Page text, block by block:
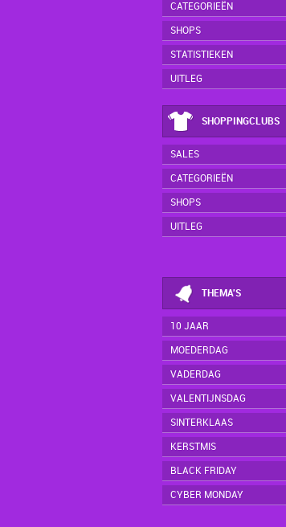
CATEGORIEËN
SHOPS
STATISTIEKEN
UITLEG
SHOPPINGCLUBS
SALES
CATEGORIEËN
SHOPS
UITLEG
THEMA'S
10 JAAR
MOEDERDAG
VADERDAG
VALENTIJNSDAG
SINTERKLAAS
KERSTMIS
BLACK FRIDAY
CYBER MONDAY